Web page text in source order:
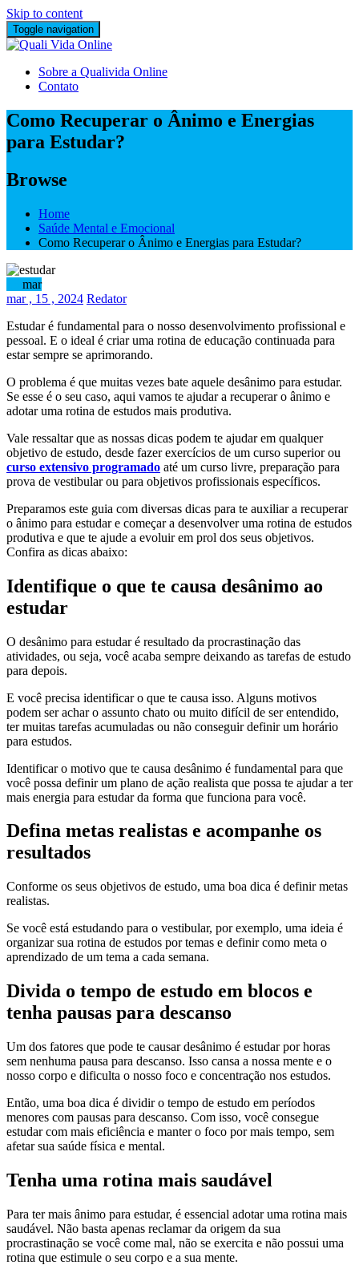
Skip to content
Toggle navigation
Sobre a Qualivida Online
Contato
Como Recuperar o Ânimo e Energias
para Estudar?
Browse
Home
Saúde Mental e Emocional
Como Recuperar o Ânimo e Energias para Estudar?
mar
mar, 15 , 2024 Redator
Estudar é fundamental para o nosso desenvolvimento profissional e
pessoal. E o ideal é criar uma rotina de educação continuada para
estar sempre se aprimorando.
O problema é que muitas vezes bate aquele desânimo para estudar.
Se esse é o seu caso, aqui vamos te ajudar a recuperar o ânimo e
adotar uma rotina de estudos mais produtiva.
Vale ressaltar que as nossas dicas podem te ajudar em qualquer
objetivo de estudo, desde fazer exercícios de um curso superior ou
curso extensivo programado até um curso livre, preparação para
prova de vestibular ou para objetivos profissionais específicos.
Preparamos este guia com diversas dicas para te auxiliar a recuperar
o ânimo para estudar e começar a desenvolver uma rotina de estudos
produtiva e que te ajude a evoluir em prol dos seus objetivos.
Confira as dicas abaixo:
Identifique o que te causa desânimo ao
estudar
O desânimo para estudar é resultado da procrastinação das
atividades, ou seja, você acaba sempre deixando as tarefas de estudo
para depois.
E você precisa identificar o que te causa isso. Alguns motivos
podem ser achar o assunto chato ou muito difícil de ser entendido,
ter muitas tarefas acumuladas ou não conseguir definir um horário
para estudos.
Identificar o motivo que te causa desânimo é fundamental para que
você possa definir um plano de ação realista que possa te ajudar a ter
mais energia para estudar da forma que funciona para você.
Defina metas realistas e acompanhe os
resultados
Conforme os seus objetivos de estudo, uma boa dica é definir metas
realistas.
Se você está estudando para o vestibular, por exemplo, uma ideia é
organizar sua rotina de estudos por temas e definir como meta o
aprendizado de um tema a cada semana.
Divida o tempo de estudo em blocos e
tenha pausas para descanso
Um dos fatores que pode te causar desânimo é estudar por horas
sem nenhuma pausa para descanso. Isso cansa a nossa mente e o
nosso corpo e dificulta o nosso foco e concentração nos estudos.
Então, uma boa dica é dividir o tempo de estudo em períodos
menores com pausas para descanso. Com isso, você consegue
estudar com mais eficiência e manter o foco por mais tempo, sem
afetar sua saúde física e mental.
Tenha uma rotina mais saudável
Para ter mais ânimo para estudar, é essencial adotar uma rotina mais
saudável. Não basta apenas reclamar da origem da sua
procrastinação se você come mal, não se exercita e não possui uma
rotina que estimule o seu corpo e a sua mente.